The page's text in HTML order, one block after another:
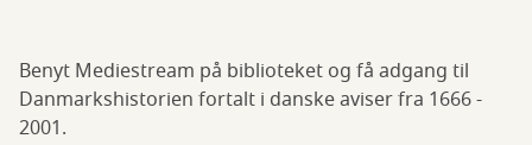
Benyt Mediestream på biblioteket og få adgang til
Danmarkshistorien fortalt i danske aviser fra 1666 -
2001.